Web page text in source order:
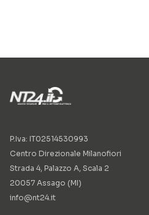
P.Iva: IT02514530993
Centro Direzionale Milanofiori
Strada 4, Palazzo A, Scala 2
20057 Assago (MI)
info@nt24.it